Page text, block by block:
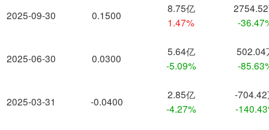
2025-09-30
2025-06-30
2025-03-31
0.1500
8.75亿
1.47%
-
0.0300
5.64亿
-5.09%
502.04
-
-0.0400
2.85亿
-4.27%
-
-